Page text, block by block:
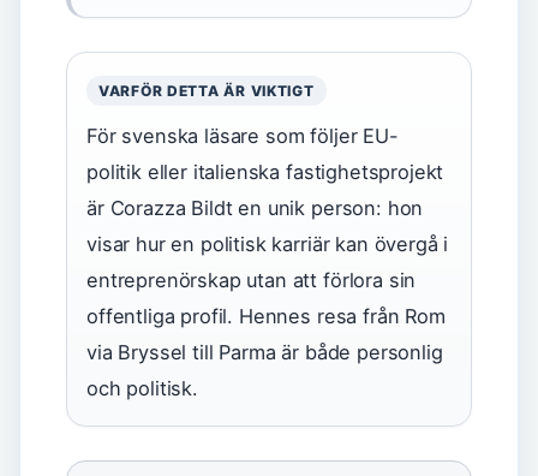
VARFÖR DETTA ÄR VIKTIGT
För svenska läsare som följer EU-
politik eller italienska fastighetsprojekt
är Corazza Bildt en unik person: hon
visar hur en politisk karriär kan övergå i
entreprenörskap utan att förlora sin
offentliga profil. Hennes resa från Rom
via Bryssel till Parma är både personlig
och politisk.